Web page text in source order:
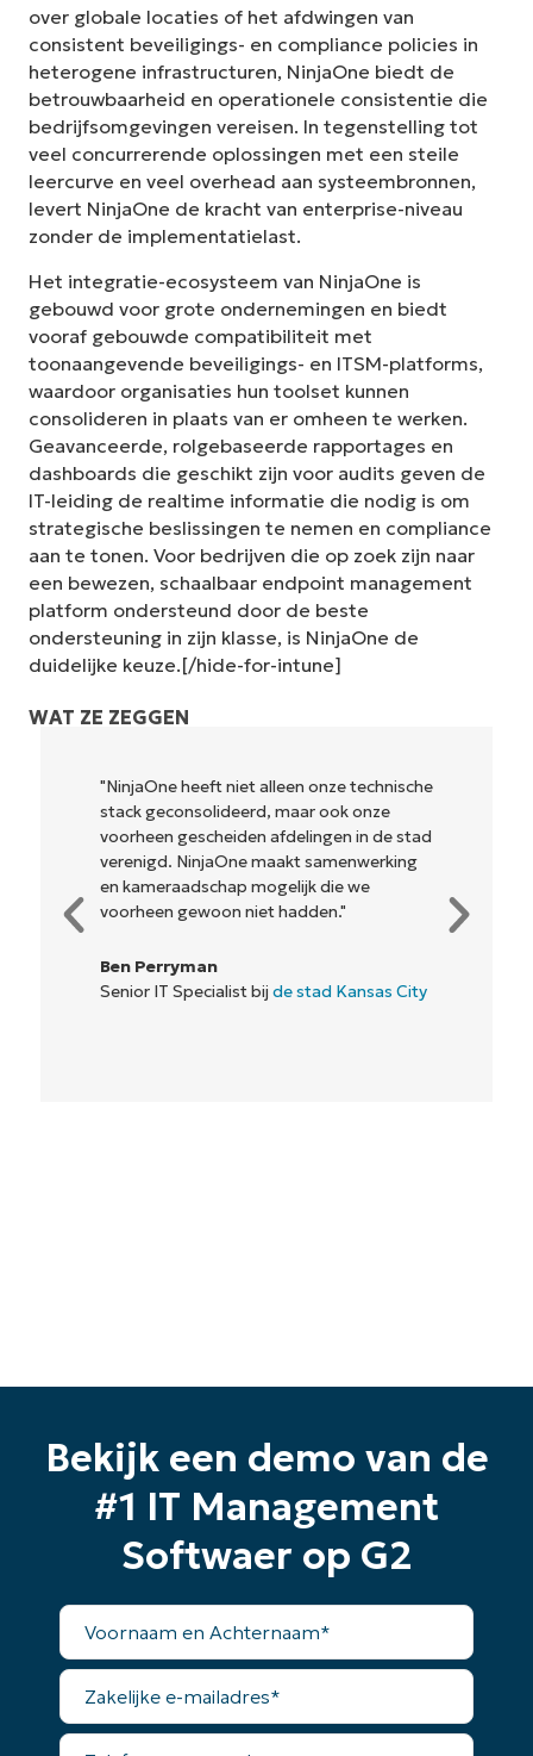
over globale locaties of het afdwingen van
consistent beveiligings- en compliance policies in
heterogene infrastructuren, NinjaOne biedt de
betrouwbaarheid en operationele consistentie die
bedrijfsomgevingen vereisen. In tegenstelling tot
veel concurrerende oplossingen met een steile
leercurve en veel overhead aan systeembronnen,
levert NinjaOne de kracht van enterprise-niveau
zonder de implementatielast.
Het integratie-ecosysteem van NinjaOne is
gebouwd voor grote ondernemingen en biedt
vooraf gebouwde compatibiliteit met
toonaangevende beveiligings- en ITSM-platforms,
waardoor organisaties hun toolset kunnen
consolideren in plaats van er omheen te werken.
Geavanceerde, rolgebaseerde rapportages en
dashboards die geschikt zijn voor audits geven de
IT-leiding de realtime informatie die nodig is om
strategische beslissingen te nemen en compliance
aan te tonen. Voor bedrijven die op zoek zijn naar
een bewezen, schaalbaar endpoint management
platform ondersteund door de beste
ondersteuning in zijn klasse, is NinjaOne de
duidelijke keuze.[/hide-for-intune]
WAT ZE ZEGGEN
"NinjaOne heeft niet alleen onze technische
stack geconsolideerd, maar ook onze
voorheen gescheiden afdelingen in de stad
verenigd. NinjaOne maakt samenwerking
en kameraadschap mogelijk die we
voorheen gewoon niet hadden."
Ben Perryman
Senior IT Specialist bij de stad Kansas City
Bekijk een demo van de
#1 IT Management
Softwaer op G2
Voornaam
Achternaam*
Zakelijke
mailadres*
Telefoonnummer*